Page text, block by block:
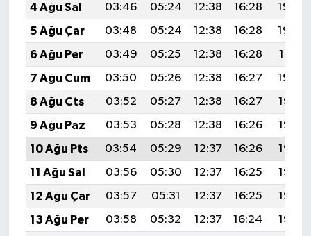
4 Ağu Sal 03:46 05:24 12:38 16:28
19:43
5 Ağu Çar
03:48 05:24 12:38 16:28
19:42
6 Ağu Per
03:49 05:25 12:38 16:28
19:41
7 Ağu Cum
03:50 05:26 12:38 16:27
19:39
8 Ağu Cts
03:52 05:27 12:38 16:27
19:38
9 Ağu Paz
03:53 05:28 12:38 16:26
19:37
10 Ağu Pts
03:54 05:29 12:37 16:26
19:36
11 Ağu Sal
03:56 05:30 12:37 16:25
19:35
12 Ağu Çar
03:57 05:31 12:37 16:25
19:33
13 Ağu Per
03:58 05:32 12:37 16:24
19:32